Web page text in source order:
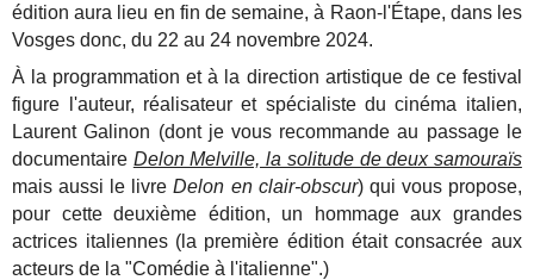
édition aura lieu en fin de semaine, à Raon-l'Étape, dans les
Vosges donc, du 22 au 24 novembre 2024.
À la programmation et à la direction artistique de ce festival
figure l'auteur, réalisateur et spécialiste du cinéma italien,
Laurent Galinon (dont je vous recommande au passage le
documentaire Delon Melville, la solitude de deux samouraïs
mais aussi le livreDelon en clair-obscur) qui vous propose,
pour cette deuxième édition, un hommage aux grandes
actrices italiennes (la première édition était consacrée aux
acteurs de la "Comédie à l'italienne".)